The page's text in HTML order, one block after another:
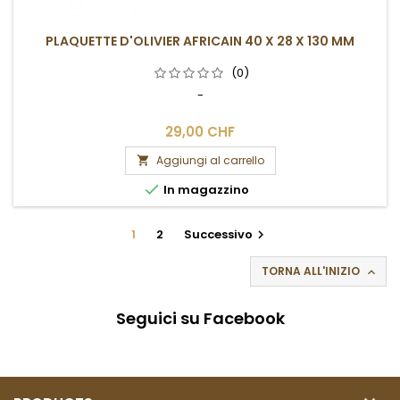
PLAQUETTE D'OLIVIER AFRICAIN 40 X 28 X 130 MM
(0)
-
29,00 CHF
 Aggiungi al carrello
 In magazzino
1 2 Successivo 
TORNA ALL'INIZIO 
Seguici su Facebook